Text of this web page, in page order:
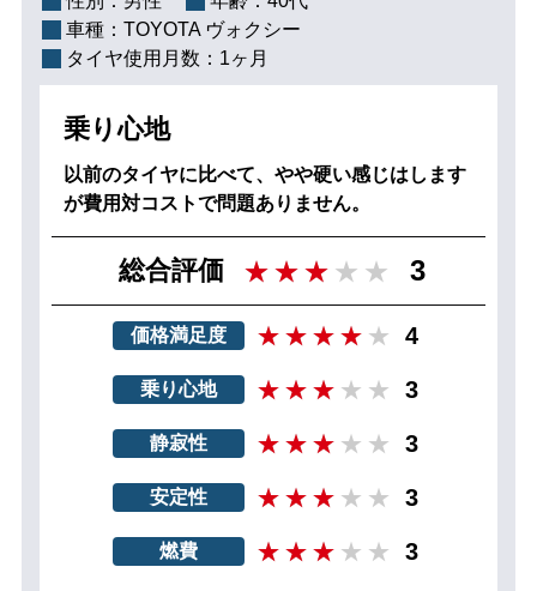
車種： TOYOTA ヴォクシー
タイヤ使用月数： 1ヶ月
乗り心地
以前のタイヤに比べて、やや硬い感じはします
が費用対コストで問題ありません。
総合評価 3
価格満足度 4
乗り心地 3
静寂性 3
安定性 3
燃費 3